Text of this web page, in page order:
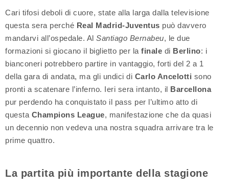
Cari tifosi deboli di cuore, state alla larga dalla televisione
questa sera perché Real Madrid-Juventus può davvero
mandarvi all’ospedale. Al Santiago Bernabeu, le due
formazioni si giocano il biglietto per la finale di Berlino: i
bianconeri potrebbero partire in vantaggio, forti del 2 a 1
della gara di andata, ma gli undici di Carlo Ancelotti sono
pronti a scatenare l’inferno. Ieri sera intanto, il Barcellona
pur perdendo ha conquistato il pass per l’ultimo atto di
questa Champions League, manifestazione che da quasi
un decennio non vedeva una nostra squadra arrivare tra le
prime quattro.
La partita più importante della stagione